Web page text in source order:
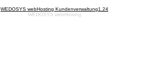
WEDOSYS webHosting Kundenverwaltung1.24
WEDOSYS webHosting